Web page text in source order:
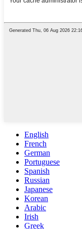
English
French
German
Portuguese
Spanish
Russian
Japanese
Korean
Arabic
Irish
Greek